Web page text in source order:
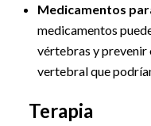
Medicamentos
medicamentos
vértebras y prevenir
vertebral que
Terapia